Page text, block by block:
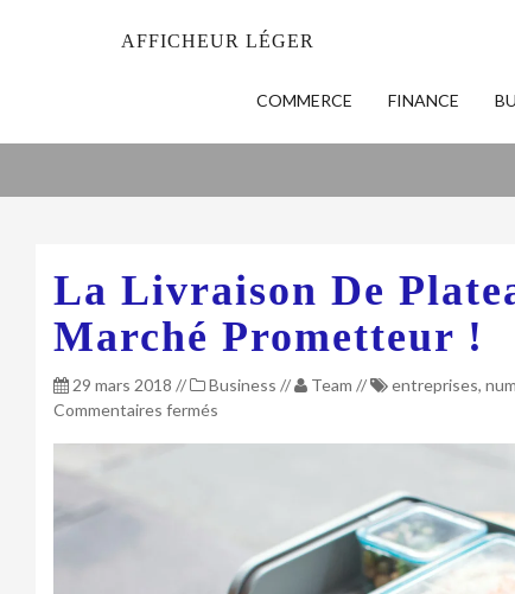
AFFICHEUR LÉGER
COMMERCE FINANCE
La Livraison De
Marché Prometteur !
29 mars 2018 // Business // Team // entreprises,
Commentaires fermés
marché